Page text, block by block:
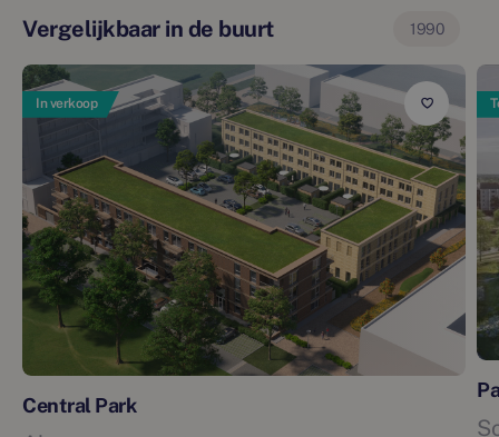
Vergelijkbaar in de buurt 1990
In verkoop
Central Park